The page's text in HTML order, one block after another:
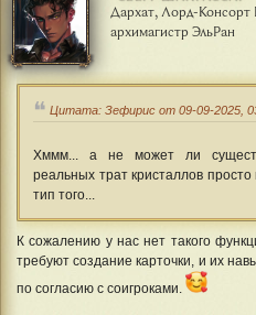
Дархат, Лорд-Консорт
архимагистр ЭльРан
Цитата: Зефирис от 09-09-2025,
Хммм... а не может ли
реальных трат кристаллов
тип того...
К сожалению у нас нет такого
требуют создание карточки, и их
по согласию с соигроками.